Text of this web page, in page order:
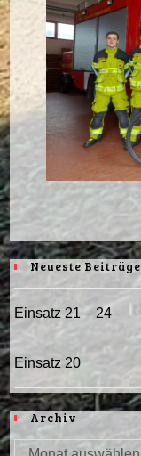
Neueste Beiträge
Einsatz 21 – 24
Einsatz 20
Archiv